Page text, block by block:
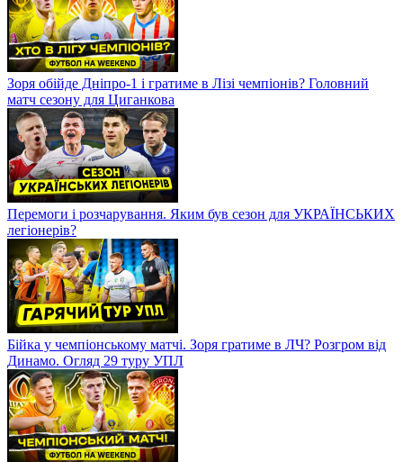
Зоря обійде Дніпро-1 і гратиме в Лізі чемпіонів? Головний
матч сезону для Циганкова
Перемоги і розчарування. Яким був сезон для УКРАЇНСЬКИХ
легіонерів?
Бійка у чемпіонському матчі. Зоря гратиме в ЛЧ? Розгром від
Динамо. Огляд 29 туру УПЛ